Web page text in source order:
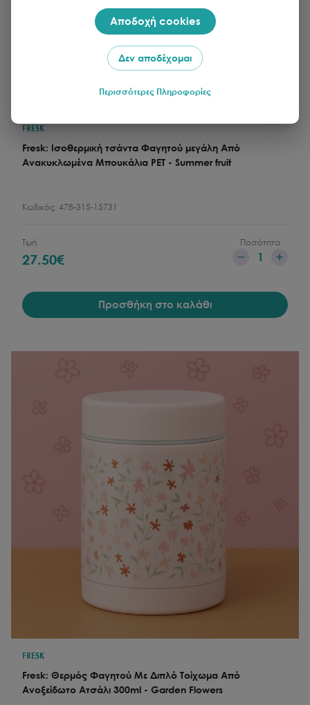
FRESK
Fresk: Ισοθερμική τσάντα Φαγητού μεγάλη Από
Ανακυκλωμένα Μπουκάλια PET - Summer fruit
Κωδικός: 478-315-15731
Τιμή
27.50€
Ποσότητα
1
Προσθήκη στο καλάθι
FRESK
Fresk: Θερμός Φαγητού Με Διπλό Τοίχωμα Από
Ανοξείδωτο Ατσάλι 300ml - Garden Flowers
Αποδοχή cookies
Δεν αποδέχομαι
Περισσότερες Πληροφορίες